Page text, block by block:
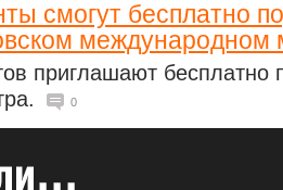
смогут бесплатно
приглашают бесплатно
0